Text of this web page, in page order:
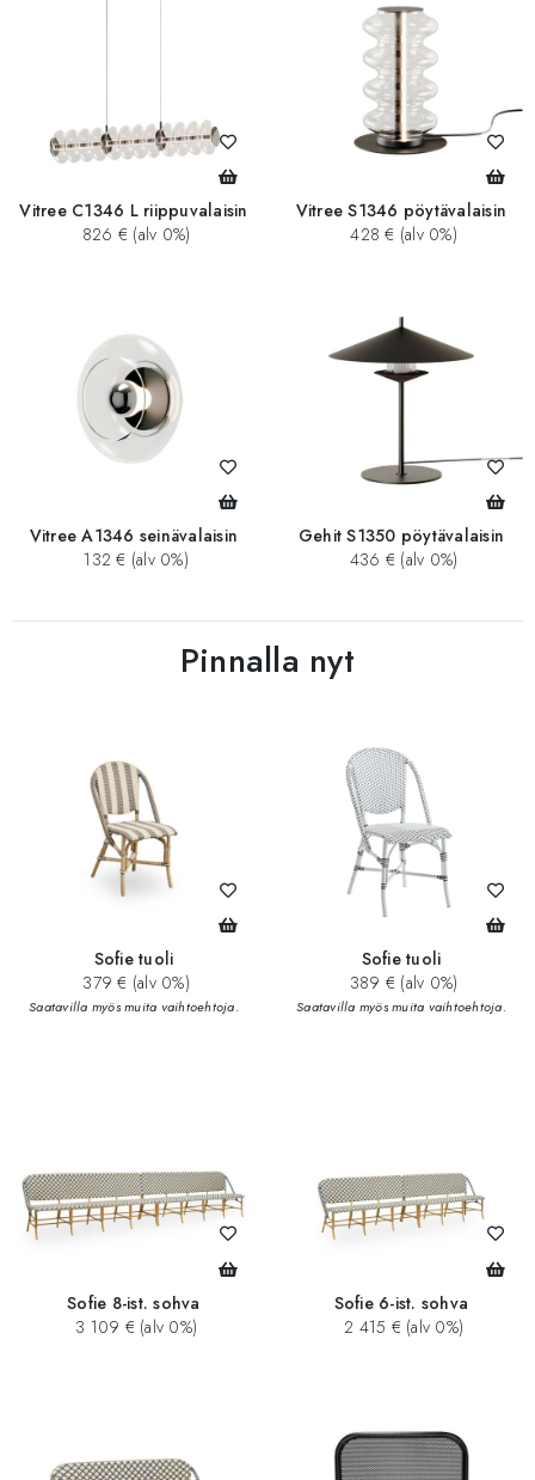
Vitree C1346 L riippuvalaisin
826 € (alv 0%)
Vitree S1346 pöytävalaisin
428 € (alv 0%)
Vitree A1346 seinävalaisin
132 € (alv 0%)
Gehit S1350 pöytävalaisin
436 € (alv 0%)
Pinnalla nyt
Sofie tuoli
379 € (alv 0%)
Saatavilla myös muita vaihtoehtoja.
Sofie tuoli
389 € (alv 0%)
Saatavilla myös muita vaihtoehtoja.
Sofie 8-ist. sohva
3 109 € (alv 0%)
Sofie 6-ist. sohva
2 415 € (alv 0%)